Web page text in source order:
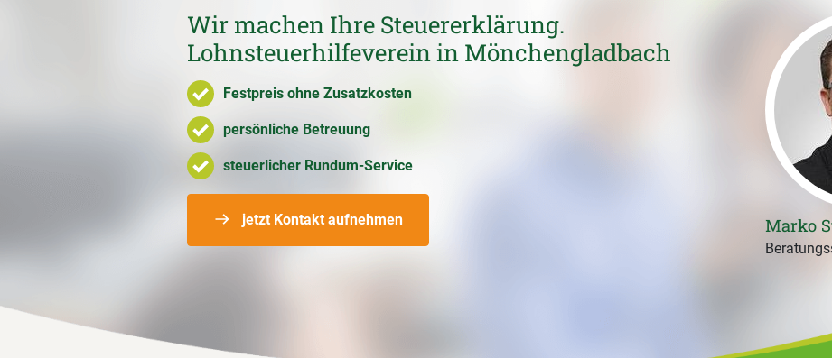
Wir machen Ihre Steuererklärung.
Lohnsteuerhilfeverein in Mönchengladbach
Festpreis ohne Zusatzkosten
persönliche Betreuung
steuerlicher Rundum-Service
jetzt Kontakt aufnehmen Marko